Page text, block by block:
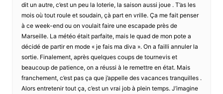
dit un autre, c’est un peu la loterie, la saison aussi joue . T’as les
mois où tout roule et soudain, çà part en vrille. Ça me fait penser
à ce week-end ou on voulait faire une escapade près de
Marseille. La météo était parfaite, mais le quad de mon pote a
décidé de partir en mode « je fais ma diva ». On a failli annuler la
sortie. Finalement, après quelques coups de tournevis et
beaucoup de patience, on a réussi à le remettre en état. Mais
franchement, c’est pas ça que j’appelle des vacances tranquilles .
Alors entretenir tout ça, c’est un vrai job à plein temps. J’imagine